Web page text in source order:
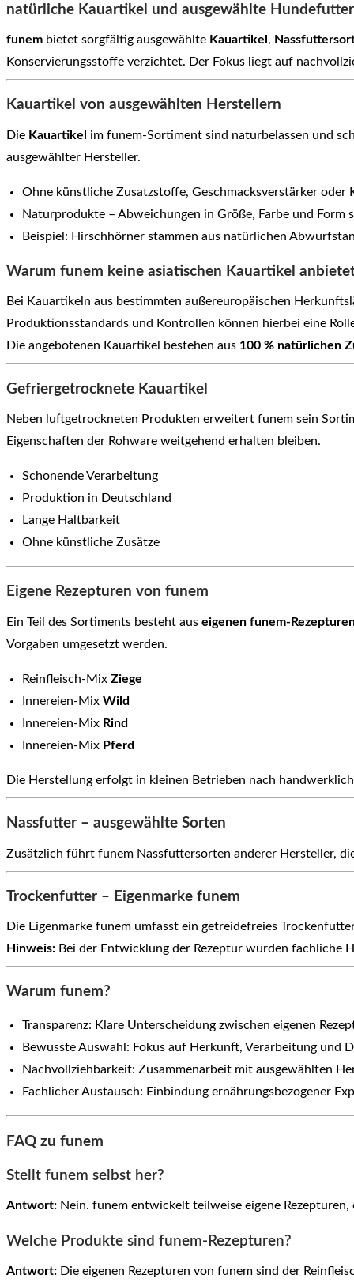
natürliche Kauartikel und ausgewählte
funem bietet sorgfältig ausgewählte Kauartikel ,
Konservierungsstoffe verzichtet. Der Fokus liegt auf
Kauartikel von ausgewählten Herstellern
Die Kauartikel
im funem-Sortiment sind naturbelassen und
ausgewählter Hersteller.
Ohne künstliche Zusatzstoffe, Geschmacksverstärker oder
Naturprodukte – Abweichungen in Größe, Farbe und Form
Beispiel: Hirschhörner stammen aus natürlichen
Warum funem keine asiatischen Kauartikel
Bei Kauartikeln aus bestimmten außereuropäischen
Produktionsstandards und Kontrollen können hierbei eine
Die angebotenen Kauartikel bestehen aus 100 % natürlichen
Gefriergetrocknete Kauartikel
Neben luftgetrockneten Produkten erweitert funem sein
Eigenschaften der Rohware weitgehend erhalten bleiben.
Schonende Verarbeitung
Produktion in Deutschland
Lange Haltbarkeit
Ohne künstliche Zusätze
Eigene Rezepturen von funem
Ein Teil des Sortiments besteht aus eigenen funem-
Vorgaben umgesetzt werden.
Reinfleisch-Mix Ziege
Innereien-Mix Wild
Innereien-Mix Rind
Innereien-Mix Pferd
Die Herstellung erfolgt in kleinen Betrieben nach
Nassfutter – ausgewählte Sorten
Zusätzlich führt funem Nassfuttersorten anderer Hersteller,
Trockenfutter – Eigenmarke funem
Die Eigenmarke funem umfasst ein getreidefreies
Hinweis: Bei der Entwicklung der Rezeptur wurden fachliche
Warum funem?
Transparenz: Klare Unterscheidung zwischen eigenen
Bewusste Auswahl: Fokus auf Herkunft, Verarbeitung und
Nachvollziehbarkeit: Zusammenarbeit mit ausgewählten
Fachlicher Austausch: Einbindung ernährungsbezogener
FAQ zu funem
Stellt funem selbst her?
Antwort: Nein. funem entwickelt teilweise eigene
Welche Produkte sind funem-Rezepturen?
Antwort: Die eigenen Rezepturen von funem sind der